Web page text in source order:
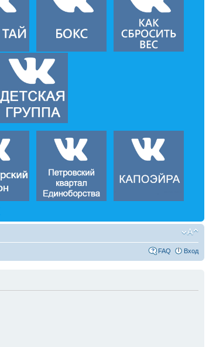
FAQ Вход